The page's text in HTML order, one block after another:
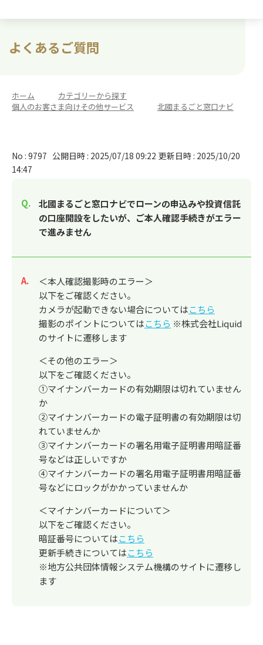
よくあるご質問
ホーム カテゴリーから探す
個人のお客さま向けその他サービス
北國まるごと窓口ナビ
No : 9797 公開日時 : 2025/07/18 09:22 更新日時 : 2025/10/20
14:47
北國まるごと窓口ナビでローンの申込みや投資信託
の口座開設をしたいが、ご本人確認手続きがエラー
で進みません
回答
＜本人確認撮影時のエラー＞
以下をご確認ください。
カメラが起動できない場合についてはこちら
撮影のポイントについてはこちら ※株式会社Liquid
のサイトに遷移します
＜その他のエラー＞
以下をご確認ください。
①マイナンバーカードの有効期限は切れていません
か
②マイナンバーカードの電子証明書の有効期限は切
れていませんか
③マイナンバーカードの署名用電子証明書用暗証番
号などは正しいですか
④マイナンバーカードの署名用電子証明書用暗証番
号などにロックがかかっていませんか
＜マイナンバーカードについて＞
以下をご確認ください。
暗証番号についてはこちら
更新手続きについてはこちら
※地方公共団体情報システム機構のサイトに遷移し
ます